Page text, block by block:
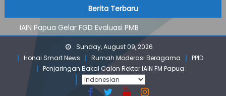
to
content
Berita Terbaru
IAIN Papua Gelar FGD Evaluasi PMB
KKN IAIN Papua: Kelompok Skow Sae Kolaborasi dengan
KKN UGM dan Uncen
Para Mahasiswa PGMI IAIN Papua Tembus Jurnal
Terindeks Google Scholar
Pembekalan KKN: Bangun Komunikasi Aktif dengan
Sunday, August 09, 2026
Honai Smart News
Rumah Moderasi Beragama
PPID
Penjaringan Bakal Calon Rektor IAIN FM Papua